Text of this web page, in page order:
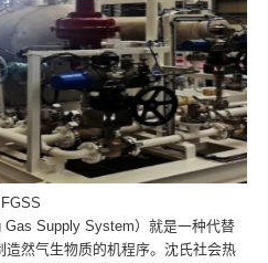
FGSS
Supply System）就是一种代替
然气生物质的机程序。沈氏社会热